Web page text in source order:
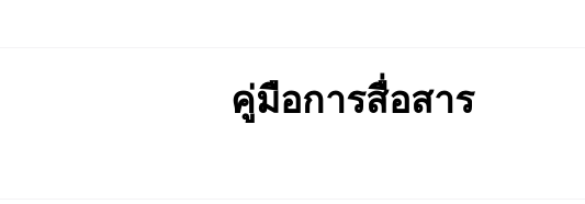
คู่มือการสื่อสาร